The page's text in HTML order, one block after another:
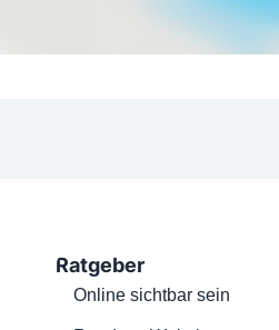
Ratgeber
Online sichtbar sein